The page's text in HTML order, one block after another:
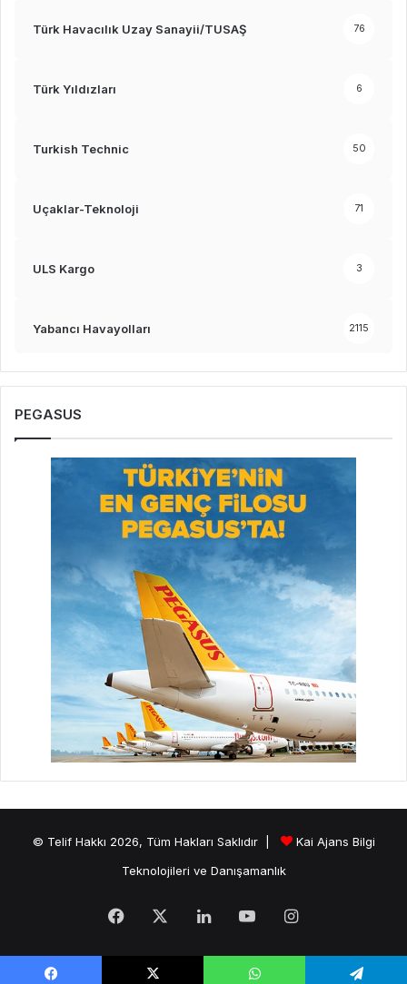
Türk Havacılık Uzay Sanayii/TUSAŞ 76
Türk Yıldızları 6
Turkish Technic 50
Uçaklar-Teknoloji 71
ULS Kargo 3
Yabancı Havayolları 2115
PEGASUS
© Telif Hakkı 2026, Tüm Hakları Saklıdır |
Kai Ajans Bilgi
Teknolojileri ve Danışamanlık
Facebook LinkedInYouTubeInstagram